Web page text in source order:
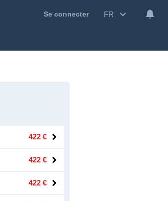
Se connecter FR
422 €
422 €
422 €